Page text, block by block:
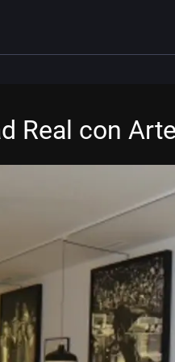
Real con